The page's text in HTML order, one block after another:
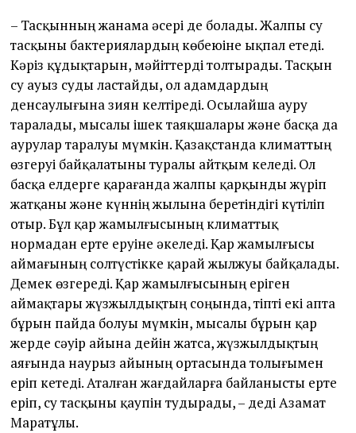
– Тасқынның жанама әсері де болады. Жалпы су
тасқыны бактериялардың көбеюіне ықпал етеді.
Кәріз құдықтарын, мәйіттерді толтырады. Тасқын
су ауыз суды ластайды, ол адамдардың
денсаулығына зиян келтіреді. Осылайша ауру
таралады, мысалы ішек таяқшалары және басқа да
аурулар таралуы мүмкін. Қазақстанда климаттың
өзгеруі байқалатыны туралы айтқым келеді. Ол
басқа елдерге қарағанда жалпы қарқынды жүріп
жатқаны және күннің жылына беретіндігі күтіліп
отыр. Бұл қар жамылғысының климаттық
нормадан ерте еруіне әкеледі. Қар жамылғысы
аймағының солтүстікке қарай жылжуы байқалады.
Демек өзгереді. Қар жамылғысының еріген
аймақтары жүзжылдықтың соңында, тіпті екі апта
бұрын пайда болуы мүмкін, мысалы бұрын қар
жерде сәуір айына дейін жатса, жүзжылдықтың
аяғында наурыз айының ортасында толығымен
еріп кетеді. Аталған жағдайларға байланысты ерте
еріп, су тасқыны қаупін тудырады, – деді Азамат
Маратұлы.